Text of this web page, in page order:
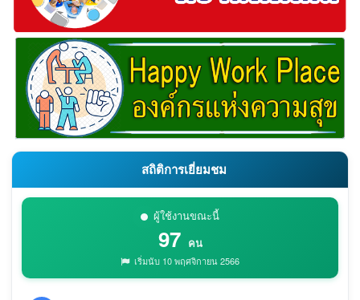
สถิติการเยี่ยมชม
ผู้ใช้งานขณะนี้
97 คน
เริ่มนับ 10 พฤศจิกายน 2566